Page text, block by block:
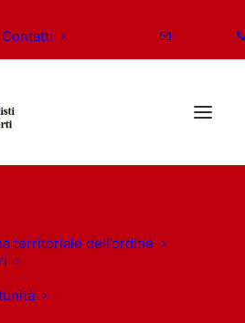
Contatti
territoriale dell’ordine